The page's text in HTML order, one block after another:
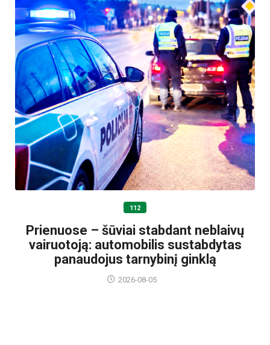
112
Prienuose – šūviai stabdant neblaivų
vairuotoją: automobilis sustabdytas
panaudojus tarnybinį ginklą
2026-08-05